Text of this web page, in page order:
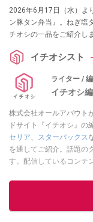
2026年6月17日（水）よ
ン豚タン弁当』。ねぎ塩
チオシの一品をご紹介し
イチオシスト
ライター /
イチオシ
株式会社オールアバウト
ドサイト『イチオシ』の
セリア、 スターバックス
を通してご紹介。話題の
す。配信しているコンテ
ニュースでフォロー